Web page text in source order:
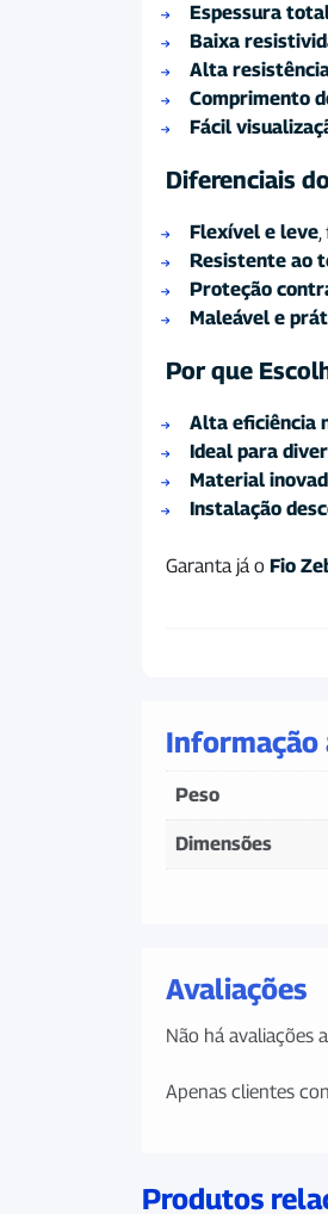
Espessura
Baixa
Alta
Comprimento
Fácil
Diferenciais
Flexível e leve
Resistente ao
Proteção
Maleável e
Por que
Alta eficiência
Ideal para
Material
Instalação
Garanta já o Fio
Informação
Peso
Dimensões
Avaliações
Não há avaliações
Apenas clientes
Produtos